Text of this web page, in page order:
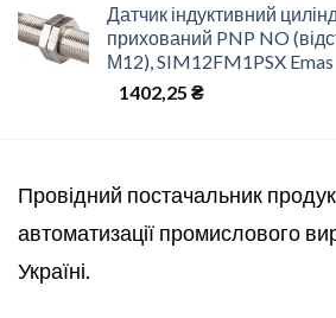
Датчик індуктивний
прихований PNP NO
М12), SIM12FM1PSX Emas
1402,25 ₴
Провідний постачальник
автоматизації промислового
Україні.